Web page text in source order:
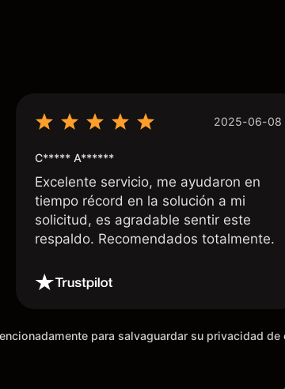
2025-06-08
C***** A******
Excelente servicio, me ayudaron en
tiempo récord en la solución a mi
solicitud, es agradable sentir este
respaldo. Recomendados totalmente.
para salvaguardar su privacidad